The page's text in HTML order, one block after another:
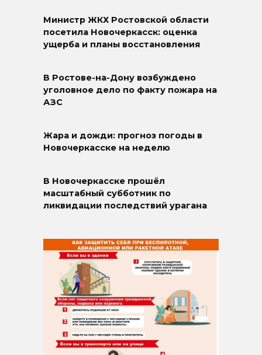
Министр ЖКХ Ростовской области
посетила Новочеркасск: оценка
ущерба и планы восстановления
В Ростове-на-Дону возбуждено
уголовное дело по факту пожара на
АЗС
Жара и дожди: прогноз погоды в
Новочеркасске на неделю
В Новочеркасске прошёл
масштабный субботник по
ликвидации последствий урагана